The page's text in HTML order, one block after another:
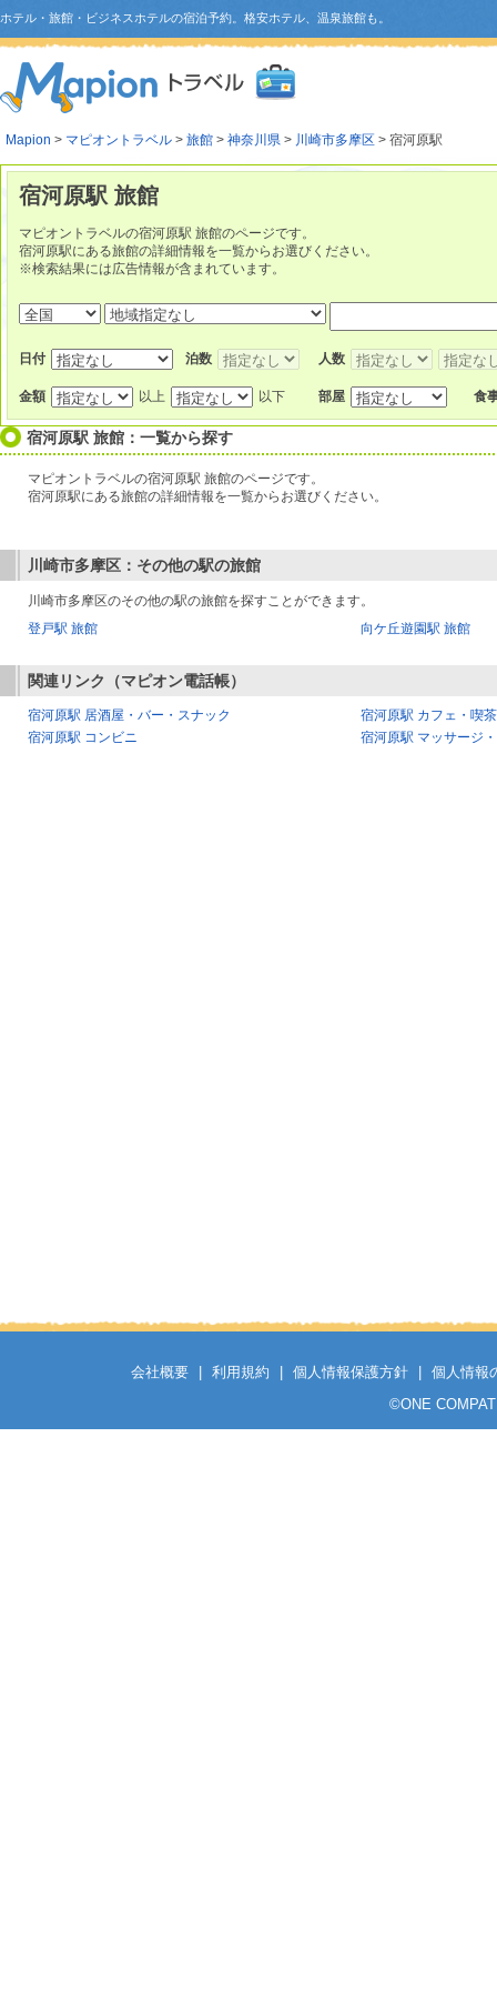
ホテル・旅館・ビジネスホテルの宿泊予約。格安ホテル、温泉旅館も。
Mapion > マピオントラベル > 旅館 > 神奈川県 > 川崎市多摩区 > 宿河原駅
宿河原駅 旅館
マピオントラベルの宿河原駅 旅館のページです。
宿河原駅にある旅館の詳細情報を一覧からお選びください。
※検索結果には広告情報が含まれています。
日付 泊数 人数
金額 以上 以下 部屋 食
宿河原駅 旅館：一覧から探す
マピオントラベルの宿河原駅 旅館のページです。
宿河原駅にある旅館の詳細情報を一覧からお選びください。
川崎市多摩区：その他の駅の旅館
川崎市多摩区のその他の駅の旅館を探すことができます。
登戸駅 旅館
向ケ丘遊園駅 旅館
関連リンク（マピオン電話帳）
宿河原駅 居酒屋・バー・スナック
宿河原駅 カフェ・喫
宿河原駅 コンビニ
宿河原駅 マッサージ
会社概要 利用規約 個人情報保護方針
個人情報
©ONE